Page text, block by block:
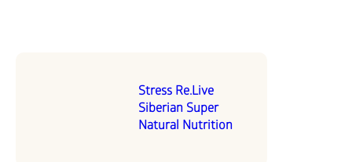
Stress Re.Live
Siberian Super
Natural Nutrition